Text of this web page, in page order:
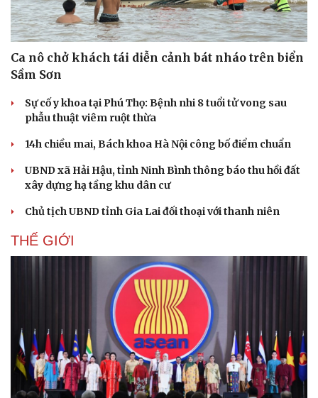
Ca nô chở khách tái diễn cảnh bát nháo trên biển
Sầm Sơn
Sự cố y khoa tại Phú Thọ: Bệnh nhi 8 tuổi tử vong sau
phẫu thuật viêm ruột thừa
14h chiều mai, Bách khoa Hà Nội công bố điểm chuẩn
UBND xã Hải Hậu, tỉnh Ninh Bình thông báo thu hồi đất
xây dựng hạ tầng khu dân cư
Chủ tịch UBND tỉnh Gia Lai đối thoại với thanh niên
THẾ GIỚI